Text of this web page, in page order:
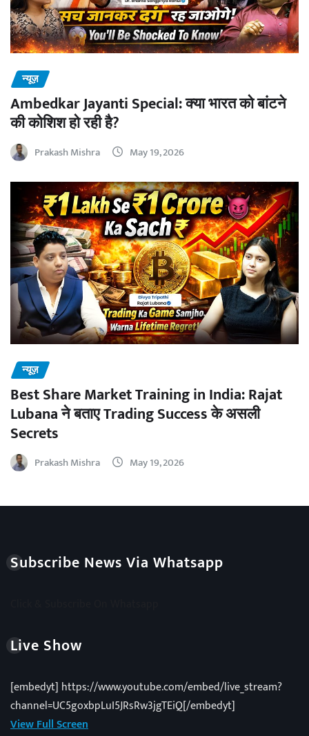
न्यूज़
Ambedkar Jayanti Special: क्या भारत को बांटने
की कोशिश हो रही है?
Prakash Mishra May 19, 2026
न्यूज़
Best Share Market Training in India: Rajat
Lubana ने बताए Trading Success के असली
Secrets
Prakash Mishra May 19, 2026
Subscribe News Via Whatsapp
Live Show
[embedyt] https://www.youtube.com/embed/live_stream?
channel=UC5goxbpLuI5JRsRw3jgTEiQ[/embedyt]
View Full Screen